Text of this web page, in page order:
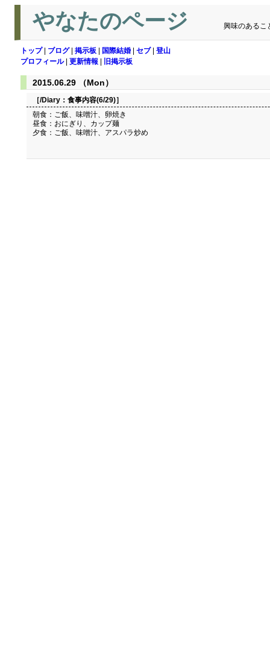
やなたのページ 興味のあるこ
トップ| ブログ| 掲示板 国際結婚 セブ| 登山
プロフィール| 更新情報 旧掲示板
2015.06.29 （Mon）
［/Diary： 食事内容(6/29)］
朝食：ご飯、味噌汁、卵焼き
昼食：おにぎり、カップ麺
夕食：ご飯、味噌汁、アスパラ炒め